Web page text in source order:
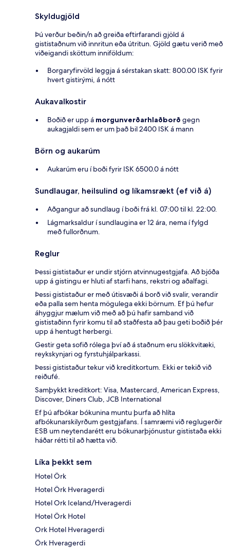
Skyldugjöld
Þú verður beðin/n að greiða eftirfarandi gjöld á
gististaðnum við innritun eða útritun. Gjöld gætu verið með
viðeigandi sköttum inniföldum:
Borgaryfirvöld leggja á sérstakan skatt: 800.00 ISK fyrir
hvert gistirými, á nótt
Aukavalkostir
Boðið er upp á morgunverðarhlaðborð gegn
aukagjaldi sem er um það bil 2400 ISK á mann
Börn og aukarúm
Aukarúm eru í boði fyrir ISK 6500.0 á nótt
Sundlaugar, heilsulind og líkamsrækt (ef við á)
Aðgangur að sundlaug í boði frá kl. 07:00 til kl. 22:00.
Lágmarksaldur í sundlaugina er 12 ára, nema í fylgd
með fullorðnum.
Reglur
Þessi gististaður er undir stjórn atvinnugestgjafa. Að bjóða
upp á gistingu er hluti af starfi hans, rekstri og aðalfagi.
Þessi gististaður er með útisvæði á borð við svalir, verandir
eða palla sem henta mögulega ekki börnum. Ef þú hefur
áhyggjur mælum við með að þú hafir samband við
gististaðinn fyrir komu til að staðfesta að þau geti boðið þér
upp á hentugt herbergi.
Gestir geta sofið rólega því að á staðnum eru slökkvitæki,
reykskynjari og fyrstuhjálparkassi.
Þessi gististaður tekur við kreditkortum. Ekki er tekið við
reiðufé.
Samþykkt kreditkort: Visa, Mastercard, American Express,
Discover, Diners Club, JCB International
Ef þú afbókar bókunina muntu þurfa að hlíta
afbókunarskilyrðum gestgjafans. Í samræmi við reglugerðir
ESB um neytendarétt eru bókunarþjónustur gististaða ekki
háðar rétti til að hætta við.
Líka þekkt sem
Hotel Örk
Hotel Örk Hveragerdi
Hotel Ork Iceland/Hveragerdi
Hotel Örk Hotel
Ork Hotel Hveragerdi
Örk Hveragerdi